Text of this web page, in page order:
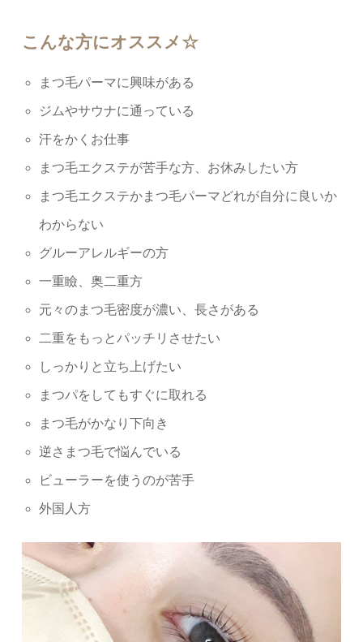
こんな方にオススメ☆
まつ毛パーマに興味がある
ジムやサウナに通っている
汗をかくお仕事
まつ毛エクステが苦手な方、お休みしたい方
まつ毛エクステかまつ毛パーマどれが自分に良いか
わからない
グルーアレルギーの方
一重瞼、奥二重方
元々のまつ毛密度が濃い、長さがある
二重をもっとパッチリさせたい
しっかりと立ち上げたい
まつパをしてもすぐに取れる
まつ毛がかなり下向き
逆さまつ毛で悩んでいる
ビューラーを使うのが苦手
外国人方